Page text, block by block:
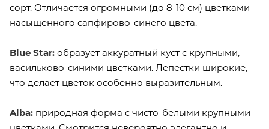
сорт. Отличается огромными (до 8-10 см) цветками
насыщенного сапфирово-синего цвета.
Blue Star: образует аккуратный куст с крупными,
васильково-синими цветками. Лепестки широкие,
что делает цветок особенно выразительным.
Alba: природная форма с чисто-белыми крупными